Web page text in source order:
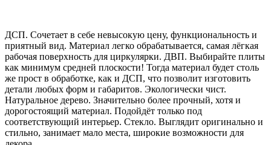
ДСП. Сочетает в себе невысокую цену, функциональность и
приятный вид. Материал легко обрабатывается, самая лёгкая
рабочая поверхность для циркулярки. ДВП. Выбирайте плиты
как минимум средней плоскости! Тогда материал будет столь
же прост в обработке, как и ДСП, что позволит изготовить
детали любых форм и габаритов. Экологически чист.
Натуральное дерево. Значительно более прочный, хотя и
дорогостоящий материал. Подойдёт только под
соответствующий интерьер. Стекло. Выглядит оригинально и
стильно, занимает мало места, широкие возможности для